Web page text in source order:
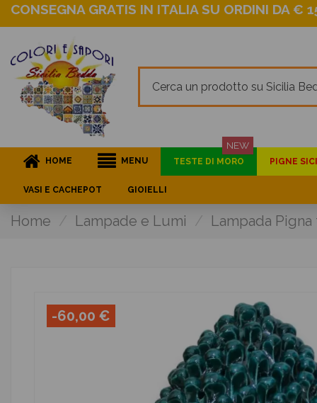
CONSEGNA GRATIS IN ITALIA SU ORDINI DA €
HOME MENU TESTE DI MORO
NEW
PIGNE
VASI E CACHEPOT GIOIELLI
Home Lampade e Lumi Lampada
-60,00 €